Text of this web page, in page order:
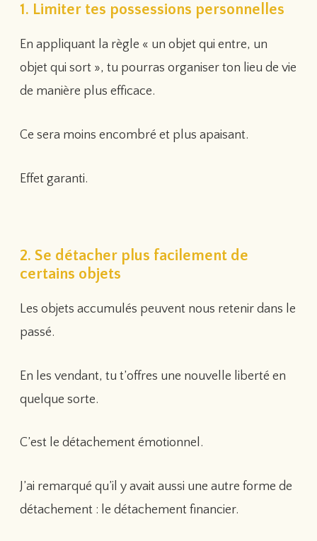
1. Limiter tes possessions personnelles
En appliquant la règle « un objet qui entre, un
objet qui sort », tu pourras organiser ton lieu de vie
de manière plus efficace.
Ce sera moins encombré et plus apaisant.
Effet garanti.
2. Se détacher plus facilement de
certains objets
Les objets accumulés peuvent nous retenir dans le
passé.
En les vendant, tu t’offres une nouvelle liberté en
quelque sorte.
C’est le détachement émotionnel.
J’ai remarqué qu’il y avait aussi une autre forme de
détachement : le détachement financier.